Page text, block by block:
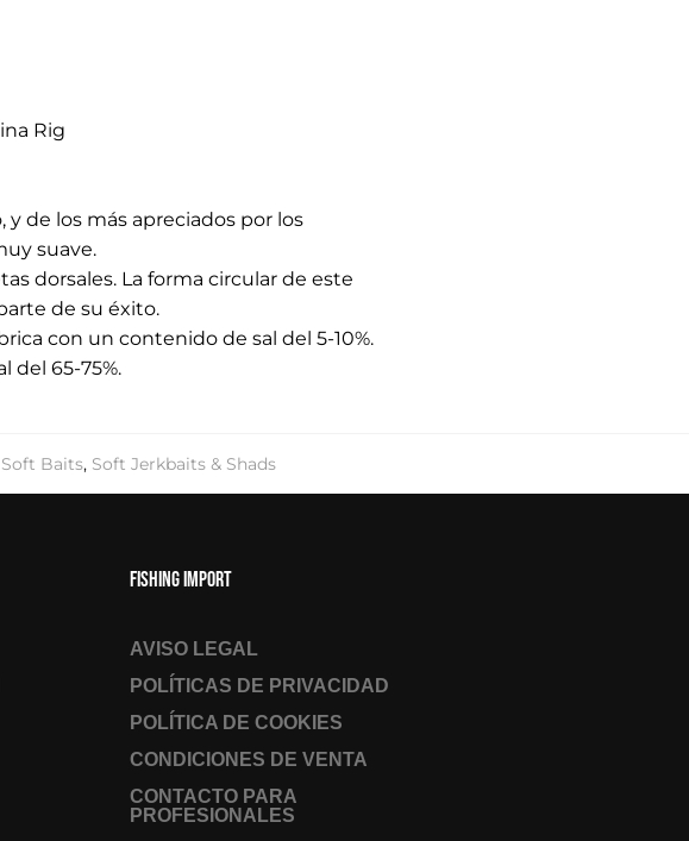
Rig
de los más apreciados por los
suave.
dorsales. La forma circular de este
de su éxito.
con un contenido de sal del 5-10%.
del 65-75%.
Soft Baits, Soft Jerkbaits & Shads
Fishing Import
AVISO LEGAL
POLÍTICAS DE PRIVACIDAD
POLÍTICA DE COOKIES
CONDICIONES DE VENTA
CONTACTO PARA
PROFESIONALES